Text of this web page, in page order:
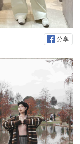
分享